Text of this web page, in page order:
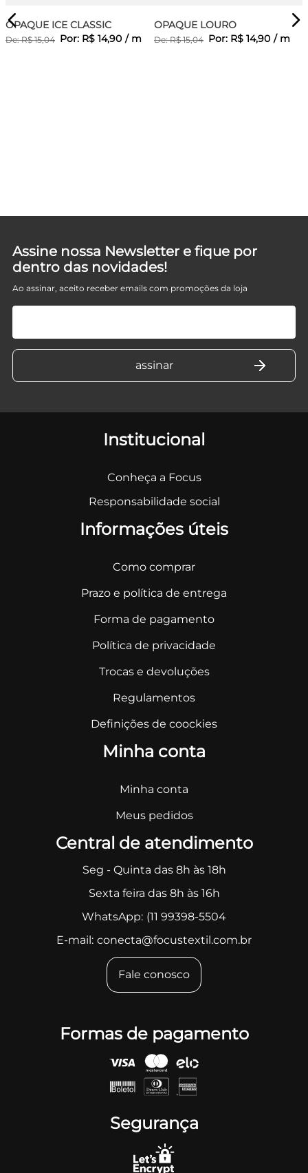
OPAQUE ICE CLASSIC
De:R$ 15,04 Por: R$ 14,90 / m
OPAQUE LOURO
De:R$ 15,04 Por: R$ 14,90 / m
Assine nossa Newsletter e fique por
dentro das novidades!
Ao assinar, aceito receber emails com promoções da loja
Institucional
Conheça a Focus
Responsabilidade social
Informações úteis
Como comprar
Prazo e política de entrega
Forma de pagamento
Política de privacidade
Trocas e devoluções
Regulamentos
Definições de coockies
Minha conta
Minha conta
Meus pedidos
Central de atendimento
Seg - Quinta das 8h às 18h
Sexta feira das 8h às 16h
WhatsApp: (11 99398-5504
E-mail: conecta@focustextil.com.br
Fale conosco
Formas de pagamento
Segurança